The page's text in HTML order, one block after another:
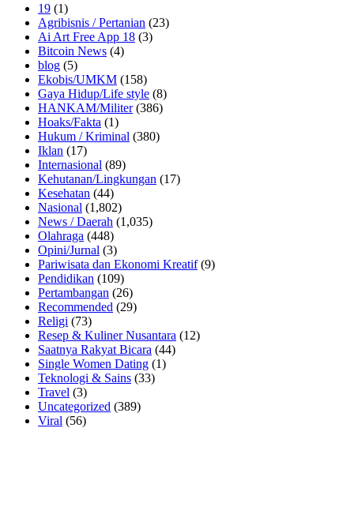
19 (1)
Agribisnis / Pertanian (23)
Ai Art Free App 18 (3)
Bitcoin News (4)
blog (5)
Ekobis/UMKM (158)
Gaya Hidup/Life style (8)
HANKAM/Militer(386)
Hoaks/Fakta (1)
Hukum / Kriminal (380)
Iklan (17)
Internasional (89)
Kehutanan/Lingkungan (17)
Kesehatan (44)
Nasional (1,802)
News / Daerah (1,035)
Olahraga (448)
Opini/Jurnal (3)
Pariwisata dan Ekonomi Kreatif(9)
Pendidikan (109)
Pertambangan (26)
Recommended (29)
Religi (73)
Resep & Kuliner Nusantara (12)
Saatnya Rakyat Bicara (44)
Single Women Dating (1)
Teknologi & Sains (33)
Travel (3)
Uncategorized (389)
Viral (56)